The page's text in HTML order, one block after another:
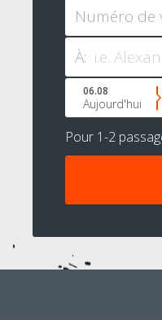
Numéro de
À:
06.08
Aujourd'hui
Pour 1-2